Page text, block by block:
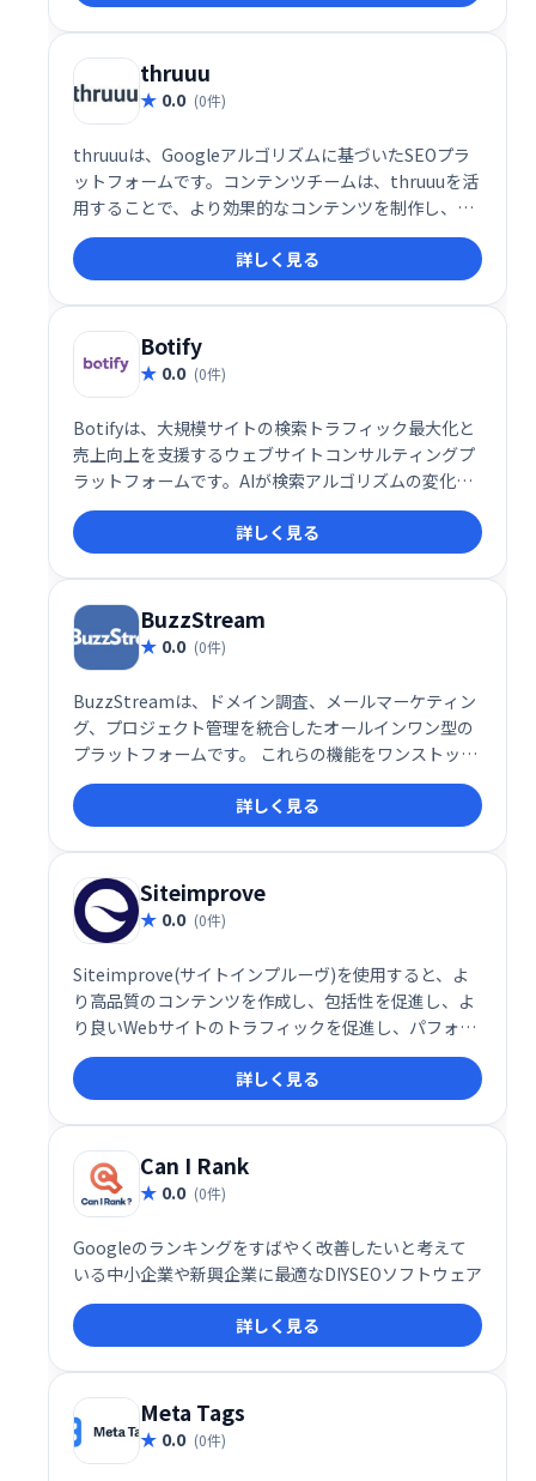
thruuu
0.0 (0件)
thruuuは、Googleアルゴリズムに基づいたSEOプラ
ットフォームです。コンテンツチームは、thruuuを活
用することで、より効果的なコンテンツを制作し、オ
ーガニック検索結果の改善を目指せます。エンドツー
エンドでSEOをサポートし、より良い検索順位獲得を
支援します。
詳しく見る
Botify
0.0 (0件)
Botifyは、大規模サイトの検索トラフィック最大化と
売上向上を支援するウェブサイトコンサルティングプ
ラットフォームです。AIが検索アルゴリズムの変化に
対応した施策を提案し、優先順位の高いアクションに
集中できます。多くのコンテンツや日々生成されるペ
ージを持つサイト、移行を控えるサイトに最適です。
SEO担当者、技術者、経営者の生産性向上に貢献しま
す。
詳しく見る
BuzzStream
0.0 (0件)
BuzzStreamは、ドメイン調査、メールマーケティン
グ、プロジェクト管理を統合したオールインワン型の
プラットフォームです。 これらの機能をワンストップ
で利用でき、効率的なアウトリーチ活動を実現しま
す。 効果的なコンテンツマーケティング戦略を構築
し、成果を最大化したい企業におすすめです。
詳しく見る
Siteimprove
0.0 (0件)
Siteimprove(サイトインプルーヴ)を使用すると、よ
り高品質のコンテンツを作成し、包括性を促進し、よ
り良いWebサイトのトラフィックを促進し、パフォー
マンスを測定し、規制コンプライアンスに向けて取り
組むことができます。詳しく見る
Can I Rank
0.0 (0件)
Googleのランキングをすばやく改善したいと考えて
いる中小企業や新興企業に最適なDIYSEOソフトウェア
詳しく見る
Meta Tags
0.0 (0件)